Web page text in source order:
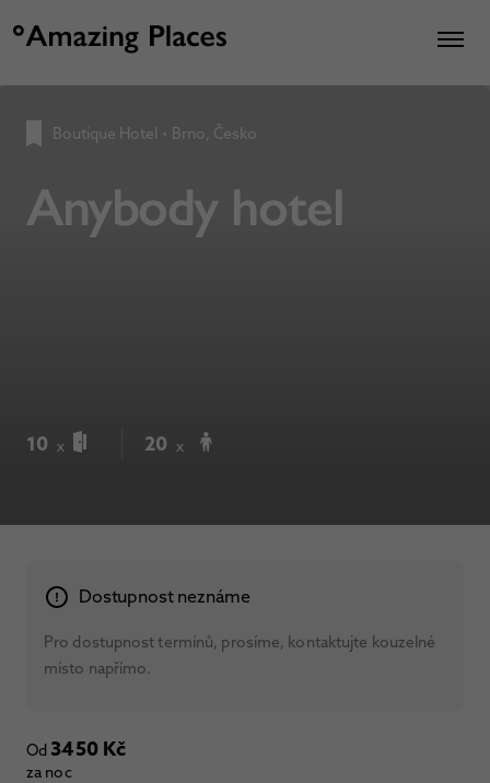
Boutique Hotel • Brno, Česko
Anybody hotel
10 x 20 x
Dostupnost neznáme
Pro dostupnost termínů, prosíme, kontaktujte kouzelné
místo napřímo.
Od 3450 Kč
za noc